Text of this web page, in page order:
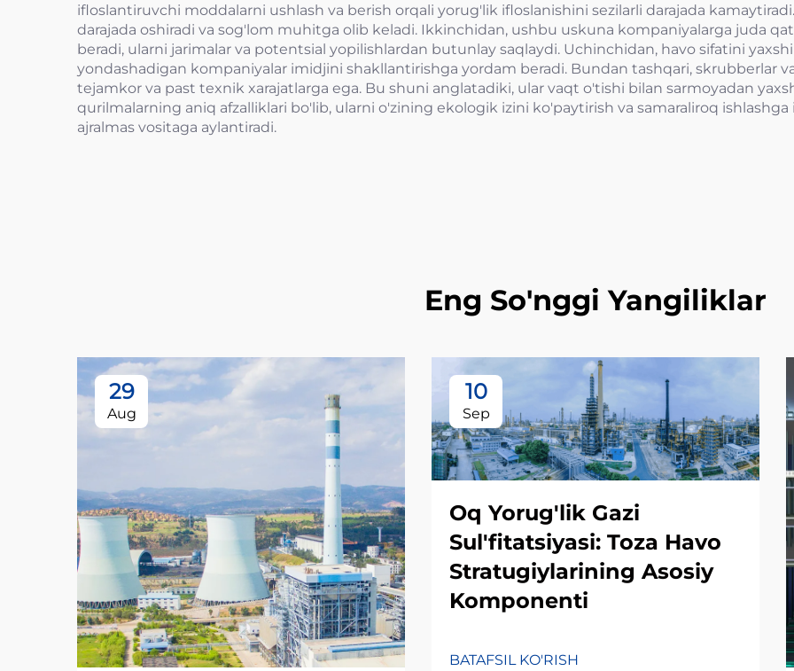
ifloslantiruvchi moddalarni ushlash va berish orqali yorug'lik ifloslanishini sezilarli darajada
darajada oshiradi va sog'lom muhitga olib keladi. Ikkinchidan, ushbu uskuna kompaniyalarga juda
beradi, ularni jarimalar va potentsial yopilishlardan butunlay saqlaydi. Uchinchidan, havo sifatini
yondashadigan kompaniyalar imidjini shakllantirishga yordam beradi. Bundan tashqari, skrubberlar
tejamkor va past texnik xarajatlarga ega. Bu shuni anglatadiki, ular vaqt o'tishi bilan sarmoyadan
qurilmalarning aniq afzalliklari bo'lib, ularni o'zining ekologik izini ko'paytirish va samaraliroq
ajralmas vositaga aylantiradi.
Eng So'nggi Yangiliklar
29
Aug
10
Sep
Oq Yorug'lik Gazi
Sul'fitatsiyasi: Toza Havo
Stratugiylarining Asosiy
Komponenti
BATAFSIL KO'RISH